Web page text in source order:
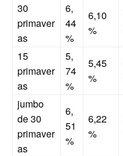
30
primaver
as
6,
44
%
6,10
%
15
primaver
as
5,
74
%
5,45
%
jumbo
de 30
primaver
as
6,
51
%
6,22
%